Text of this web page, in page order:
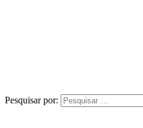
Pesquisar por: